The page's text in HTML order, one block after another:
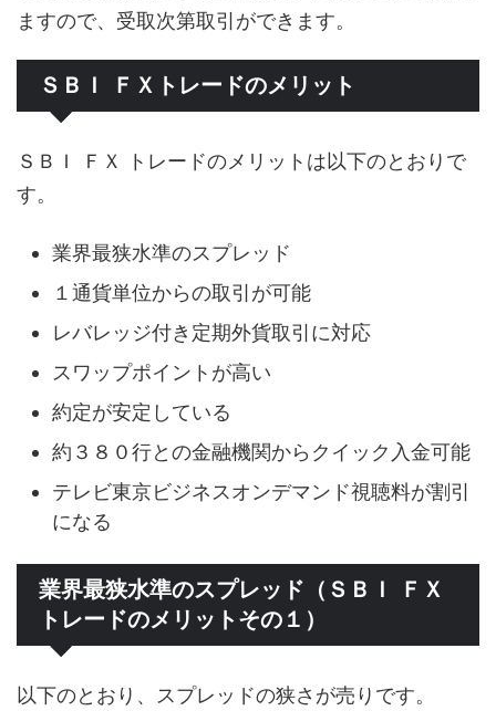
ますので、受取次第取引ができます。
ＳＢＩ ＦＸトレードのメリット
ＳＢＩ ＦＸ トレードのメリットは以下のとおりで
す。
業界最狭水準のスプレッド
１通貨単位からの取引が可能
レバレッジ付き定期外貨取引に対応
スワップポイントが高い
約定が安定している
約３８０行との金融機関からクイック入金可能
テレビ東京ビジネスオンデマンド視聴料が割引
になる
業界最狭水準のスプレッド（ＳＢＩ ＦＸ
トレードのメリットその１）
以下のとおり、スプレッドの狭さが売りです。